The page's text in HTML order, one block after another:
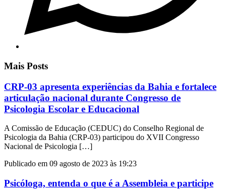
Mais Posts
CRP-03 apresenta experiências da Bahia e fortalece
articulação nacional durante Congresso de
Psicologia Escolar e Educacional
A Comissão de Educação (CEDUC) do Conselho Regional de
Psicologia da Bahia (CRP-03) participou do XVII Congresso
Nacional de Psicologia […]
Publicado em 09 agosto de 2023 às 19:23
Psicóloga, entenda o que é a Assembleia e participe